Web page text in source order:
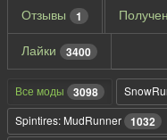
Отзывы 1
Лайки 3400
Все моды 3098
Spintires: MudRunner 1032